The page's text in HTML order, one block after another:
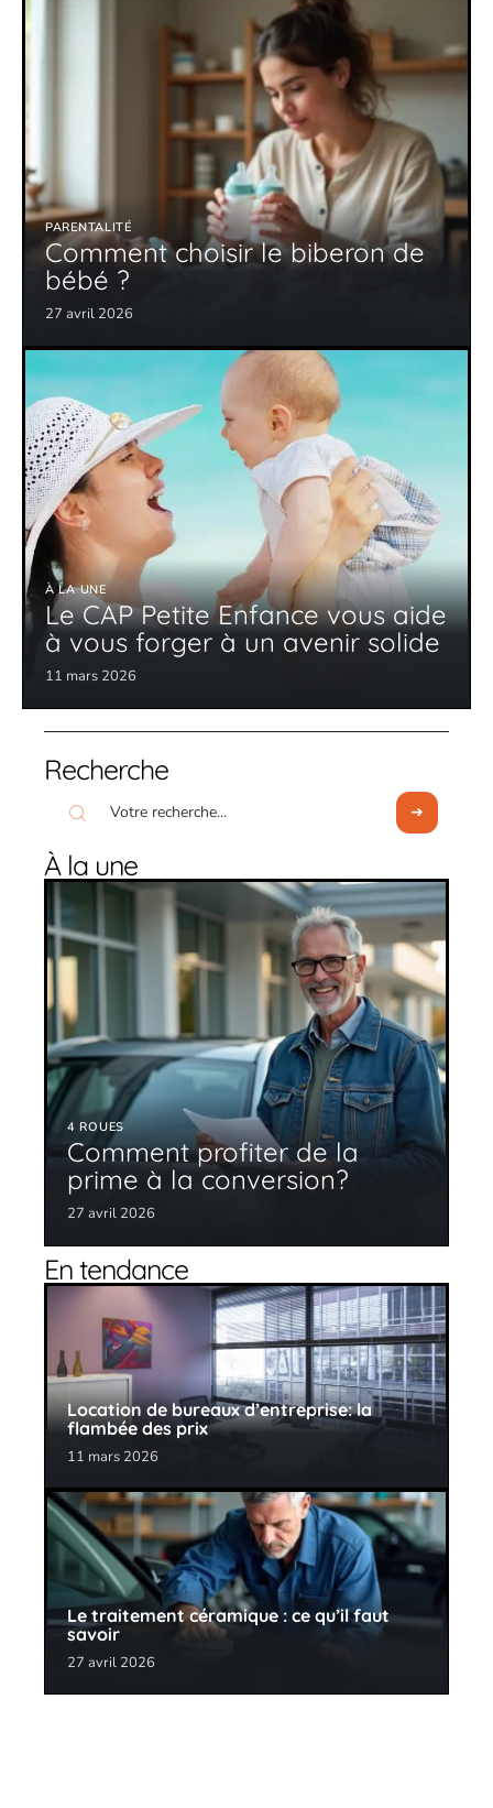
PARENTALITÉ
Comment choisir le biberon de
bébé ?
27 avril 2026
À LA UNE
Le CAP Petite Enfance vous aide
à vous forger à un avenir solide
11 mars 2026
Recherche
À la une
4 ROUES
Comment profiter de la
prime à la conversion?
27 avril 2026
En tendance
Location de bureaux d’entreprise: la
flambée des prix
11 mars 2026
Le traitement céramique : ce qu’il faut
savoir
27 avril 2026